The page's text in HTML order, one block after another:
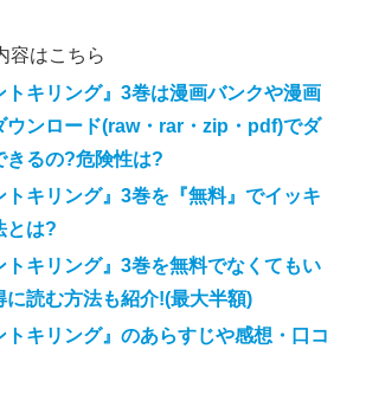
容はこちら
トキリング』3巻は漫画バンクや漫画
ウンロード(raw・rar・zip・pdf)でダ
きるの?危険性は?
トキリング』3巻を『無料』でイッキ
とは?
トキリング』3巻を無料でなくてもい
に読む方法も紹介!(最大半額)
トキリング』のあらすじや感想・口コ